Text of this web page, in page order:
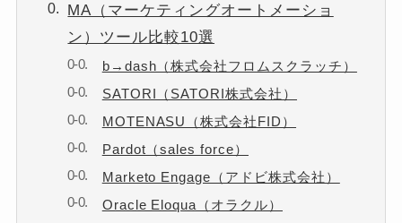
MA（マーケティングオートメーショ
ン）ツール比較10選
b→dash（株式会社フロムスクラッチ）
SATORI（SATORI株式会社）
MOTENASU（株式会社FID）
Pardot（sales force）
Marketo Engage（アドビ株式会社）
Oracle Eloqua（オラクル）